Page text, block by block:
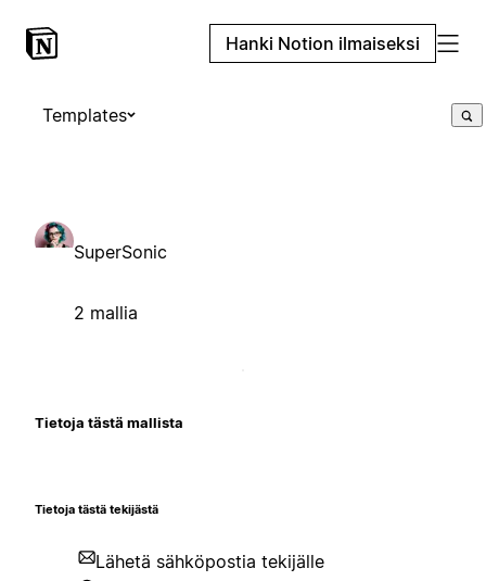
Hanki Notion ilmaiseksi
Templates
SuperSonic
2 mallia
Tietoja tästä mallista
Tietoja tästä tekijästä
Lähetä sähköpostia tekijälle